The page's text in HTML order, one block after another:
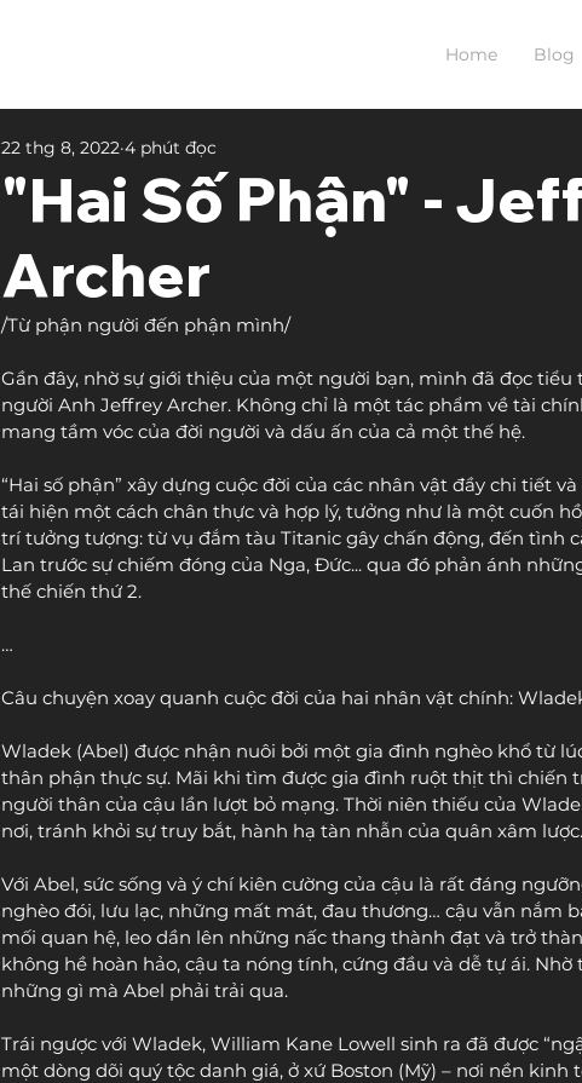
Home Blog
"Hai Số Phận" -
Archer
22 thg 8, 2022 4 phút đọc
/Từ phận người đến phận mình/
Gần đây, nhờ sự giới thiệu của một người bạn, mình đã đọc tiểu
người Anh Jeffrey Archer. Không chỉ là một tác phẩm về tài
mang tầm vóc của đời người và dấu ấn của cả một thế hệ.
“Hai số phận” xây dựng cuộc đời của các nhân vật đầy chi tiết
tái hiện một cách chân thực và hợp lý, tưởng như là một cuốn
trí tưởng tượng: từ vụ đắm tàu Titanic gây chấn động, đến tình
Lan trước sự chiếm đóng của Nga, Đức... qua đó phản ánh
thế chiến thứ 2.
…
Câu chuyện xoay quanh cuộc đời của hai nhân vật chính:
Wladek (Abel) được nhận nuôi bởi một gia đình nghèo khổ từ
thân phận thực sự. Mãi khi tìm được gia đình ruột thịt thì chiến
người thân của cậu lần lượt bỏ mạng. Thời niên thiếu của
nơi, tránh khỏi sự truy bắt, hành hạ tàn nhẫn của quân xâm lược.
Với Abel, sức sống và ý chí kiên cường của cậu là rất đáng
nghèo đói, lưu lạc, những mất mát, đau thương… cậu vẫn nắm
mối quan hệ, leo dần lên những nấc thang thành đạt và trở
không hề hoàn hảo, cậu ta nóng tính, cứng đầu và dễ tự ái.
những gì mà Abel phải trải qua.
Trái ngược với Wladek, William Kane Lowell sinh ra đã được
một dòng dõi quý tộc danh giá, ở xứ Boston (Mỹ) – nơi nền kinh